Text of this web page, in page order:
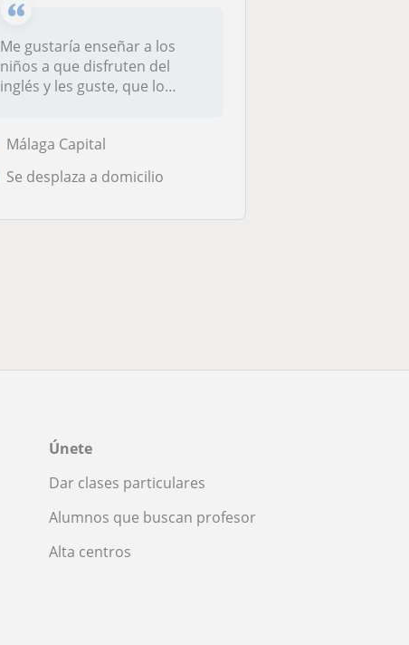
Me gustaría enseñar a los
niños a que disfruten del
inglés y les guste, que lo
Málaga Capital
Se desplaza a domicilio
Únete
Dar clases particulares
Alumnos que buscan profesor
Alta centros